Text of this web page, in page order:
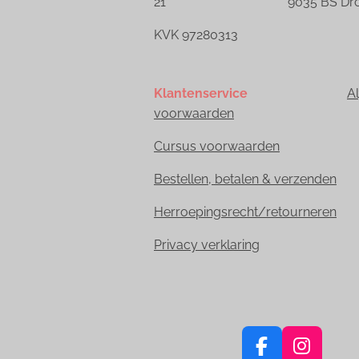
KVK 97280313
Klantenservice
voorwaarden
Cursus voorwaarden
Bestellen, betalen & verzenden
Herroepingsrecht/retourneren
Privacy verklaring
F I